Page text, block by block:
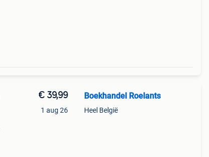
€ 39,99
1 aug 26
Boekhandel Roelants
Heel België